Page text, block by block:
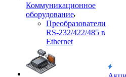
Коммуникационное
оборудование
Преобразователи
RS-232/422/485 в
Ethernet